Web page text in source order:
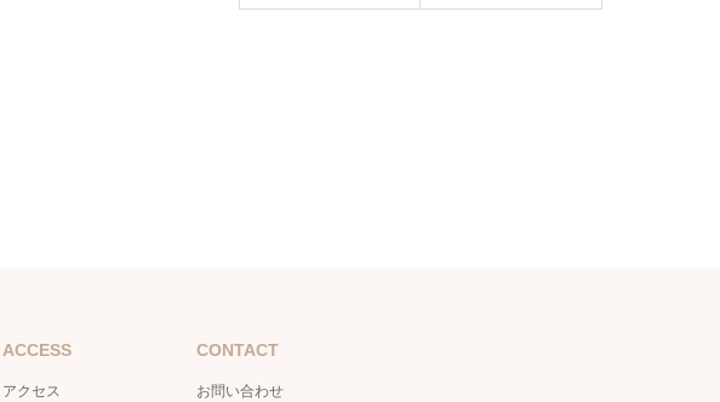
ACCESS
アクセス
CONTACT
お問い合わせ